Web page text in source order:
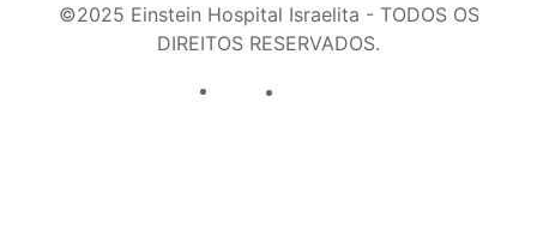
©2025 Einstein Hospital Israelita - TODOS OS
DIREITOS RESERVADOS.